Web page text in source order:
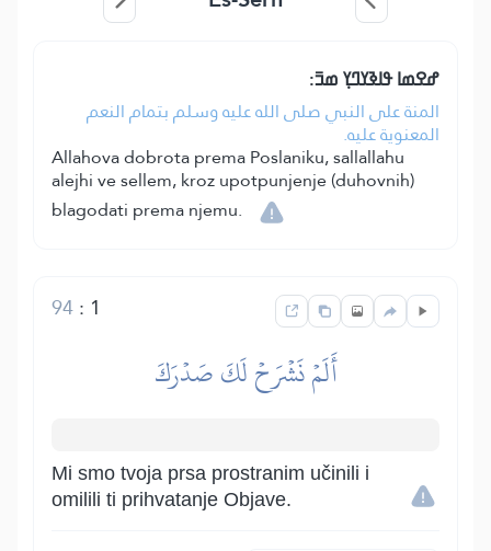
ߝߐߘߊ ߟߊߢߌߣߌ߲ ߘߏ߫:
المنة على النبي صلى الله عليه وسلم بتمام النعم
المعنوية عليه.
Allahova dobrota prema Poslaniku, sallallahu
alejhi ve sellem, kroz upotpunjenje (duhovnih)
blagodati prema njemu.
1
:
94
أَلَمۡ نَشۡرَحۡ لَكَ صَدۡرَكَ
Mi smo tvoja prsa prostranim učinili i
omilili ti prihvatanje Objave.